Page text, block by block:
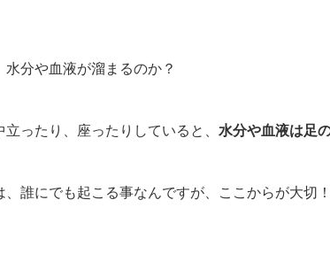
水分や血液が溜まるのか？
立ったり、座ったりしていると、 水分や血液は足
、誰にでも起こる事なんですが、ここからが大切